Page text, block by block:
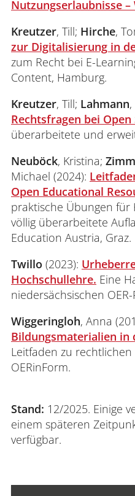
Privatschulen oder
werden. Die
sollte daher
werden. Alternativ
SA schützend
sieben
Commons Lizenzen
Resources.
unter der LizenzCC
Alle weiteren
Urheberrechts
beschränken CC-
Dies wäre auch nicht
gesetzlichen
Urheberrechts, so
die Nutzung in
in jedem Fall
CC-Lizenzen sind
durchsetzbar. Wird
juristisch
Die CC-Lizenzen
uns als Urhebende,
anderen Dank ihrer
Nutzung unserer
Nutzungserlaubnisse –
Kreutzer, Till; Hirche,
zur Digitalisierung in
zum Recht bei E-
Content, Hamburg.
Kreutzer, Till; Lahmann
Rechtsfragen bei Open
überarbeitete und
Neuböck, Kristina;
Michael (2024):
Open Educational
praktische Übungen für
völlig überarbeitete
Education Austria, Graz.
Twillo (2023):
Hochschullehre. Eine
niedersächsischen
Wiggeringloh, Anna
Bildungsmaterialien in
Leitfaden zu rechtlichen
OERinForm.
Stand: 12/2025. Einige
einem späteren
verfügbar.